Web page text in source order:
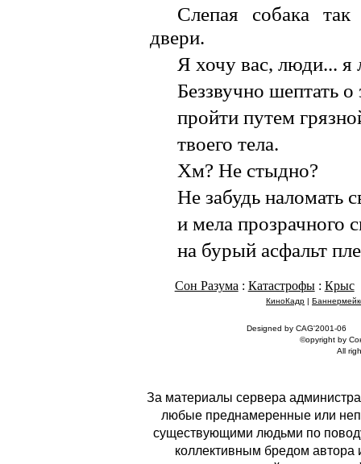
Слепая собака
двери.
Я хочу вас, люди... я
Беззвучно шептать
пройти путем
твоего тела.
Хм? Не стыдно?
Не забудь наломать
и мела прозрачного
на бурый асфальт
Сон Разума : Катастрофы: Крыс
КиноКадр |
Designed by CAG'2001-06
©opyright by
All
За материалы сервера
любые преднамеренные или
существующими людьми по
коллективным бредом автора